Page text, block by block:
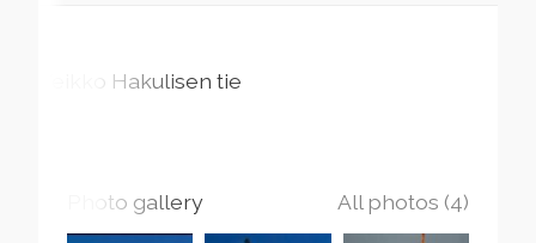
Veikko Hakulisen tie
Photo gallery All photos (4)